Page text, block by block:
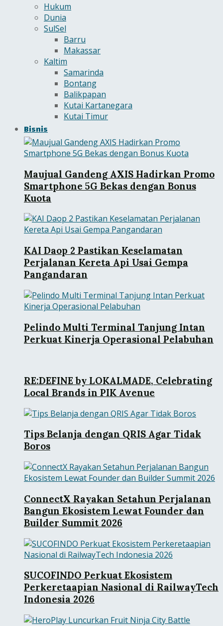
Hukum
Dunia
SulSel
Barru
Makassar
Kaltim
Samarinda
Bontang
Balikpapan
Kutai Kartanegara
Kutai Timur
Bisnis
Maujual Gandeng AXIS Hadirkan Promo
Smartphone 5G Bekas dengan Bonus
Kuota
KAI Daop 2 Pastikan Keselamatan
Perjalanan Kereta Api Usai Gempa
Pangandaran
Pelindo Multi Terminal Tanjung Intan
Perkuat Kinerja Operasional Pelabuhan
RE:DEFINE by LOKALMADE, Celebrating
Local Brands in PIK Avenue
Tips Belanja dengan QRIS Agar Tidak
Boros
ConnectX Rayakan Setahun Perjalanan
Bangun Ekosistem Lewat Founder dan
Builder Summit 2026
SUCOFINDO Perkuat Ekosistem
Perkeretaapian Nasional di RailwayTech
Indonesia 2026